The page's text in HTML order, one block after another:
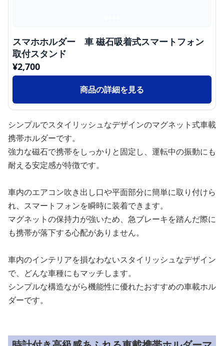
スマホホルダー 車 磁石吸着式スマートフォン
取付スタンド
¥2,700
商品の詳細を見る
シンプルでスタイリッシュなデザインのマグネット式車載
携帯ホルダーです。
強力な磁石で携帯をしっかりと固定し、運転中の振動にも
耐える安定感が特徴です。
車内のエアコン吹き出し口や平面部分に簡単に取り付けら
れ、スマートフォンを瞬時に装着できます。
マグネットの保持力が強いため、急ブレーキを踏んだ際に
も携帯が落下する心配がありません。
車内のインテリアを損なわないスタイリッシュなデザイン
で、どんな車種にもマッチします。
シンプルな構造ながら機能性に優れたおすすめの車載ホル
ダーです。